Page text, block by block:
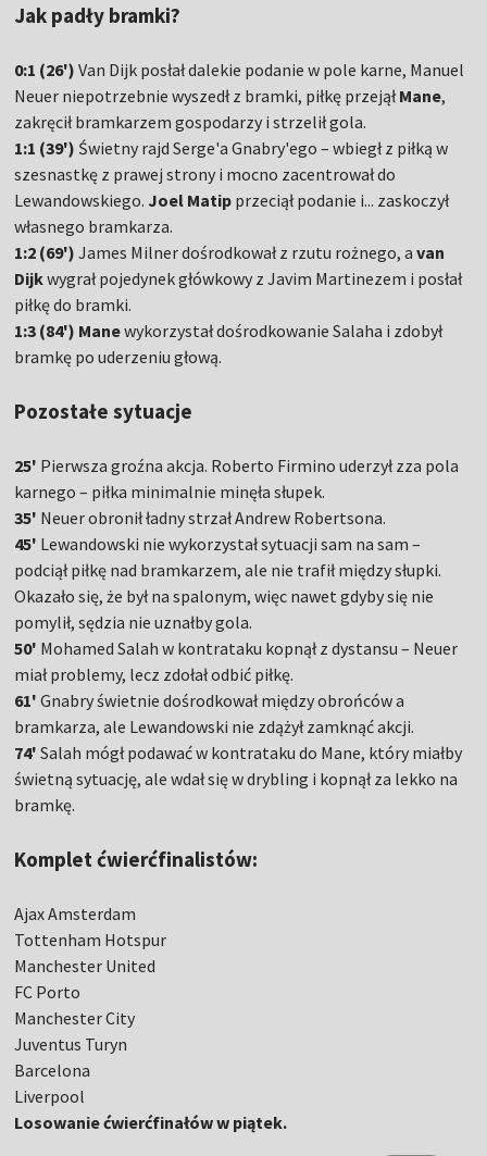
Jak padły bramki?
0:1 (26')Van Dijk posłał dalekie podanie w pole karne, Manuel
Neuer niepotrzebnie wyszedł z bramki, piłkę przejąłMane,
zakręcił bramkarzem gospodarzy i strzelił gola.
1:1 (39') Świetny rajd Serge'a Gnabry'ego – wbiegł z piłką w
szesnastkę z prawej strony i mocno zacentrował do
Lewandowskiego. Joel Matip przeciął podanie i... zaskoczył
własnego bramkarza.
1:2 (69')James Milner dośrodkował z rzutu rożnego, avan
Dijkwygrał pojedynek główkowy z Javim Martinezem i posłał
piłkę do bramki.
1:3 (84') Manewykorzystał dośrodkowanie Salaha i zdobył
bramkę po uderzeniu głową.
Pozostałe sytuacje
25' Pierwsza groźna akcja. Roberto Firmino uderzył zza pola
karnego – piłka minimalnie minęła słupek.
35' Neuer obronił ładny strzał Andrew Robertsona.
45' Lewandowski nie wykorzystał sytuacji sam na sam –
podciął piłkę nad bramkarzem, ale nie trafił między słupki.
Okazało się, że był na spalonym, więc nawet gdyby się nie
pomylił, sędzia nie uznałby gola.
50' Mohamed Salah w kontrataku kopnął z dystansu – Neuer
miał problemy, lecz zdołał odbić piłkę.
61' Gnabry świetnie dośrodkował między obrońców a
bramkarza, ale Lewandowski nie zdążył zamknąć akcji.
74'Salah mógł podawać w kontrataku do Mane, który miałby
świetną sytuację, ale wdał się w drybling i kopnął za lekko na
bramkę.
Komplet ćwierćfinalistów:
Ajax Amsterdam
Tottenham Hotspur
Manchester United
FC Porto
Manchester City
Juventus Turyn
Barcelona
Liverpool
Losowanie ćwierćfinałów w piątek.